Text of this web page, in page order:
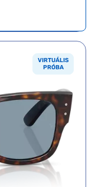
VIRTUÁLIS
PRÓBA